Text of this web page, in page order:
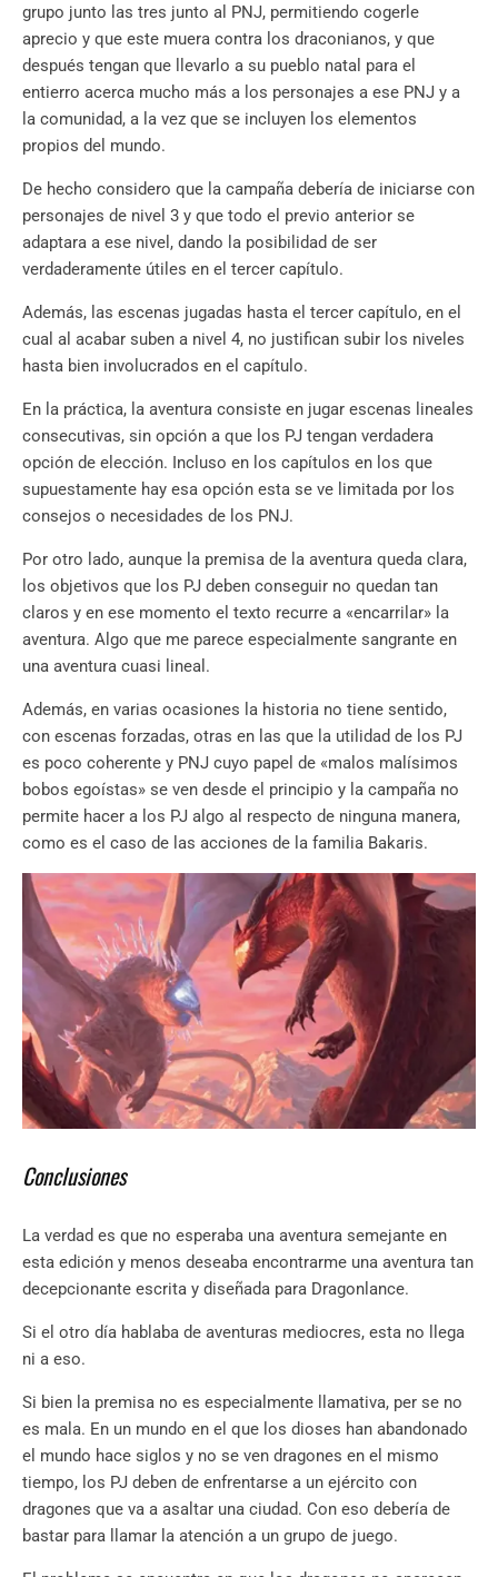
grupo junto las tres junto al PNJ, permitiendo cogerle
aprecio y que este muera contra los draconianos, y que
después tengan que llevarlo a su pueblo natal para el
entierro acerca mucho más a los personajes a ese PNJ y a
la comunidad, a la vez que se incluyen los elementos
propios del mundo.
De hecho considero que la campaña debería de iniciarse con
personajes de nivel 3 y que todo el previo anterior se
adaptara a ese nivel, dando la posibilidad de ser
verdaderamente útiles en el tercer capítulo.
Además, las escenas jugadas hasta el tercer capítulo, en el
cual al acabar suben a nivel 4, no justifican subir los niveles
hasta bien involucrados en el capítulo.
En la práctica, la aventura consiste en jugar escenas lineales
consecutivas, sin opción a que los PJ tengan verdadera
opción de elección. Incluso en los capítulos en los que
supuestamente hay esa opción esta se ve limitada por los
consejos o necesidades de los PNJ.
Por otro lado, aunque la premisa de la aventura queda clara,
los objetivos que los PJ deben conseguir no quedan tan
claros y en ese momento el texto recurre a «encarrilar» la
aventura. Algo que me parece especialmente sangrante en
una aventura cuasi lineal.
Además, en varias ocasiones la historia no tiene sentido,
con escenas forzadas, otras en las que la utilidad de los PJ
es poco coherente y PNJ cuyo papel de «malos malísimos
bobos egoístas» se ven desde el principio y la campaña no
permite hacer a los PJ algo al respecto de ninguna manera,
como es el caso de las acciones de la familia Bakaris.
Conclusiones
La verdad es que no esperaba una aventura semejante en
esta edición y menos deseaba encontrarme una aventura tan
decepcionante escrita y diseñada para Dragonlance.
Si el otro día hablaba de aventuras mediocres, esta no llega
ni a eso.
Si bien la premisa no es especialmente llamativa, per se no
es mala. En un mundo en el que los dioses han abandonado
el mundo hace siglos y no se ven dragones en el mismo
tiempo, los PJ deben de enfrentarse a un ejército con
dragones que va a asaltar una ciudad. Con eso debería de
bastar para llamar la atención a un grupo de juego.